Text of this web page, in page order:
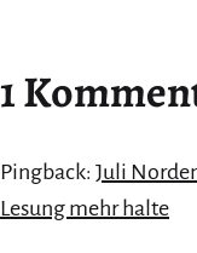
1
Pingback: Juli
Lesung mehr halte